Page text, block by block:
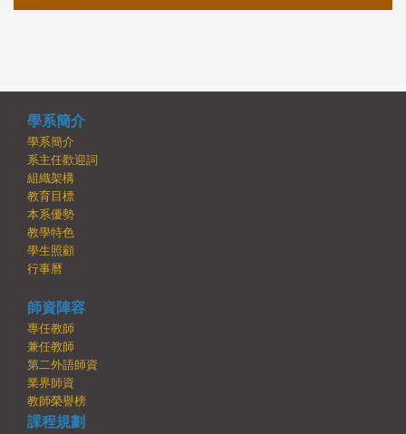
學系簡介
學系簡介
系主任歡迎詞
組織架構
教育目標
本系優勢
教學特色
學生照顧
行事曆
師資陣容
專任教師
兼任教師
第二外語師資
業界師資
教師榮譽榜
課程規劃